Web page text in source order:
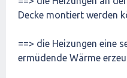
Decke montiert werden
==> die Heizungen eine
ermüdende Wärme